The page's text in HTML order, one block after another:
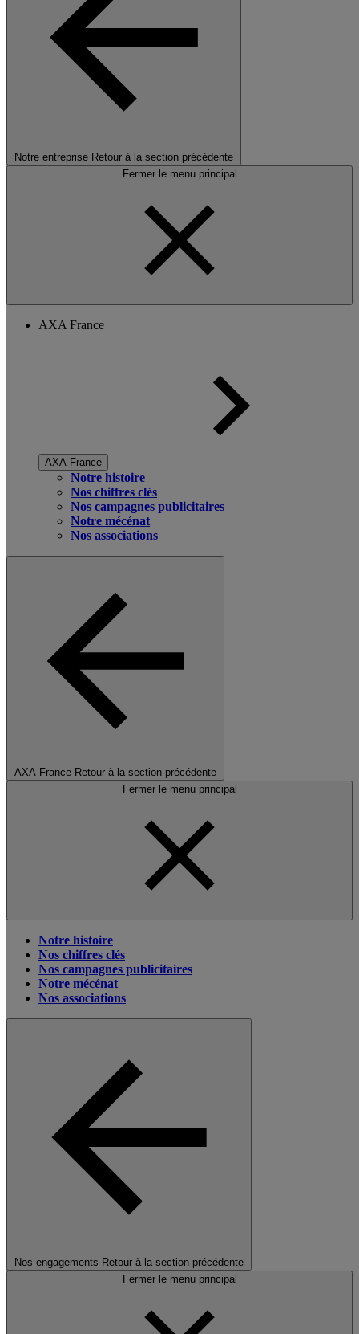
Notre entreprise Retour à la section précédente
Fermer le menu principal
AXA France
AXA France
Notre histoire
Nos chiffres clés
Nos campagnes publicitaires
Notre mécénat
Nos associations
AXA France Retour à la section précédente
Fermer le menu principal
Notre histoire
Nos chiffres clés
Nos campagnes publicitaires
Notre mécénat
Nos associations
Nos engagements Retour à la section précédente
Fermer le menu principal